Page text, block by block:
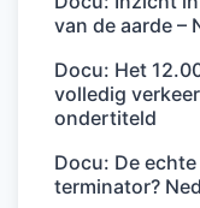
van de aarde –
Docu: Het
volledig
ondertiteld
Docu: De
terminator?